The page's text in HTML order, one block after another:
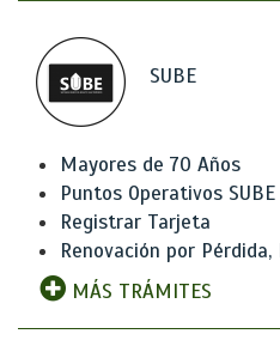
SUBE
Mayores de 70 Años
Puntos Operativos
Registrar Tarjeta
Renovación por
MÁS TRÁMITES